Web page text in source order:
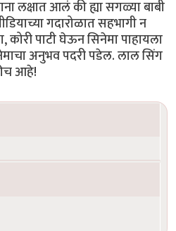
लक्षात आलं की ह्या सगळ्या बाबी
गदारोळात सहभागी न
कोरी पाटी घेऊन सिनेमा पाहायला
अनुभव पदरी पडेल. लाल सिंग
आहे!